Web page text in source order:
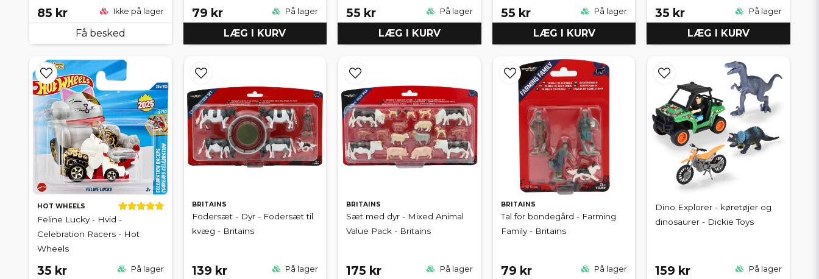
85 kr Ikke på lager
Få besked
79 kr På lager
LÆG I KURV
55 kr På lager
LÆG I KURV
55 kr På lager
LÆG I KURV
35 kr På lager
LÆG I KURV
HOT WHEELS
Feline Lucky - Hvid -
Celebration Racers - Hot
Wheels
35 kr På lager
BRITAINS
Fodersæt - Dyr - Fodersæt til
kvæg - Britains
139 kr På lager
BRITAINS
Sæt med dyr - Mixed Animal
Value Pack - Britains
175 kr På lager
BRITAINS
Tal for bondegård - Farming
Family - Britains
79 kr På lager
Dino Explorer - køretøjer og
dinosaurer - Dickie Toys
159 kr På lager